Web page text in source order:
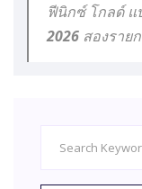
ฟีนิกซ์ โกลด์ แ
2026 สองราย